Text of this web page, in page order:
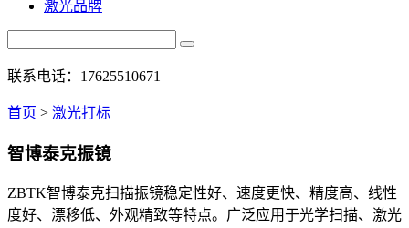
激光品牌
联系电话：17625510671
首页 > 激光打标
智博泰克振镜
ZBTK智博泰克扫描振镜稳定性好、速度更快、精度高、线性
度好、漂移低、外观精致等特点。广泛应用于光学扫描、激光